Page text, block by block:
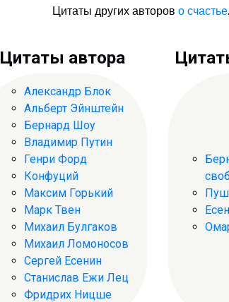
Цитаты других авторово счастье.
Цитаты автора
Александр Блок
Альберт Эйнштейн
Бернард Шоу
Владимир Путин
Генри Форд
Конфуций
Максим Горький
Марк Твен
Михаил Булгаков
Михаил Ломоносов
Сергей Есенин
Станислав Ежи Лец
Фридрих Ницше